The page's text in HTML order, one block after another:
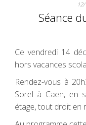
Séance
Ce vendredi 14
hors vacances
Rendez-vous à
Sorel à Caen, en
étage, tout droit en